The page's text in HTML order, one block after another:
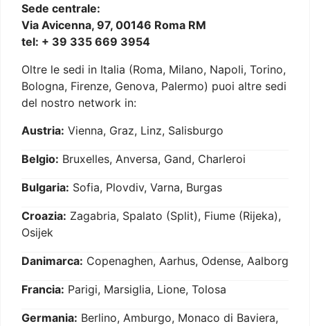
Sede centrale:
Via Avicenna, 97, 00146 Roma RM
tel: + 39 335 669 3954
Oltre le sedi in Italia (Roma, Milano, Napoli, Torino,
Bologna, Firenze, Genova, Palermo) puoi altre sedi
del nostro network in:
Austria: Vienna, Graz, Linz, Salisburgo
Belgio: Bruxelles, Anversa, Gand, Charleroi
Bulgaria: Sofia, Plovdiv, Varna, Burgas
Croazia: Zagabria, Spalato (Split), Fiume (Rijeka),
Osijek
Danimarca: Copenaghen, Aarhus, Odense, Aalborg
Francia: Parigi, Marsiglia, Lione, Tolosa
Germania: Berlino, Amburgo, Monaco di Baviera,